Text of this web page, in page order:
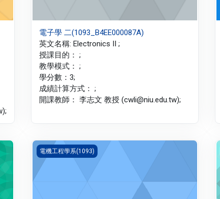
電子學 二(1093_B4EE000087A)
英文名稱: Electronics II ;
授課目的： ;
教學模式： ;
學分數：3;
成績計算方式： ;
開課教師： 李志文 教授 (cwli@niu.edu.tw);
微積分 一(1093_B4EE000072A)
電機工程學系(1093)